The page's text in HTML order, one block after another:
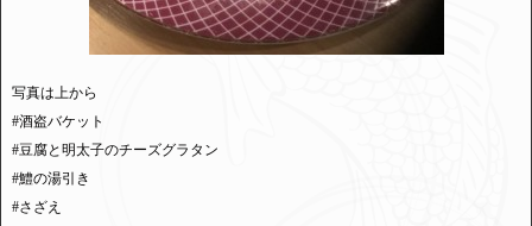
写真は上から
#酒盗バケット
#豆腐と明太子のチーズグラタン
#鱧の湯引き
#さざえ